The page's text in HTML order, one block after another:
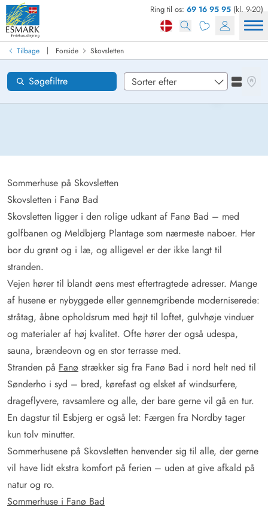
Ring til os: 69 16 95 95 (kl. 9-20)
Tilbage | Forside Skovsletten
Skovsletten
Sommerhuse på Skovsletten
Skovsletten i Fanø Bad
Skovsletten ligger i den rolige udkant af Fanø Bad – med
golfbanen og Meldbjerg Plantage som nærmeste naboer. Her
bor du grønt og i læ, og alligevel er der ikke langt til
stranden.
Vejen hører til blandt øens mest eftertragtede adresser. Mange
af husene er nybyggede eller gennemgribende moderniserede:
stråtag, åbne opholdsrum med højt til loftet, gulvhøje vinduer
og materialer af høj kvalitet. Ofte hører der også udespa,
sauna, brændeovn og en stor terrasse med.
Stranden på Fanø strækker sig fra Fanø Bad i nord helt ned til
Sønderho i syd – bred, kørefast og elsket af windsurfere,
drageflyvere, ravsamlere og alle, der bare gerne vil gå en tur.
En dagstur til Esbjerg er også let: Færgen fra Nordby tager
kun tolv minutter.
Sommerhusene på Skovsletten henvender sig til alle, der gerne
vil have lidt ekstra komfort på ferien – uden at give afkald på
natur og ro.
Sommerhuse i Fanø Bad
Søgefiltre
Se
Find sommerhus
Ankomst
Områder